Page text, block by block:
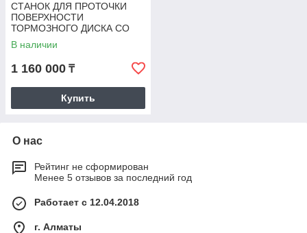
СТАНОК ДЛЯ ПРОТОЧКИ
ПОВЕРХНОСТИ
ТОРМОЗНОГО ДИСКА СО
СНЯТИЕМ И БЕЗ СНЯТИЯ С
АВТОМОБИЛЯ SIVIK КС-902
В наличии
1 160 000 ₸
Купить
О нас
Рейтинг не сформирован
Менее 5 отзывов за последний год
Работает с 12.04.2018
г. Алматы